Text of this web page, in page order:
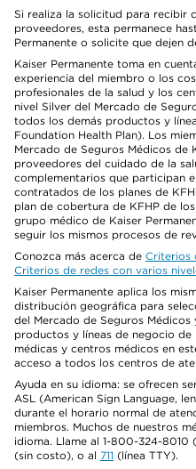
Si realiza la solicitud para recibir
proveedores, esta permanece
Permanente o solicite que dejen
Kaiser Permanente toma en
experiencia del miembro o los
profesionales de la salud y los
nivel Silver del Mercado de
todos los demás productos y
Foundation Health Plan). Los
Mercado de Seguros Médicos de
proveedores del cuidado de la
complementarios que participan
contratados de los planes de
plan de cobertura de KFHP de
grupo médico de Kaiser
seguir los mismos procesos de
Conozca más acerca de Criterios
Criterios de redes con varios
Kaiser Permanente aplica los
distribución geográfica para
del Mercado de Seguros
productos y líneas de negocio de
médicas y centros médicos en
acceso a todos los centros de
Ayuda en su idioma: se ofrecen
ASL (American Sign Language,
durante el horario normal de
miembros. Muchos de nuestros
idioma. Llame al 1-800-324-
(sin costo), o al 711 (línea TTY).